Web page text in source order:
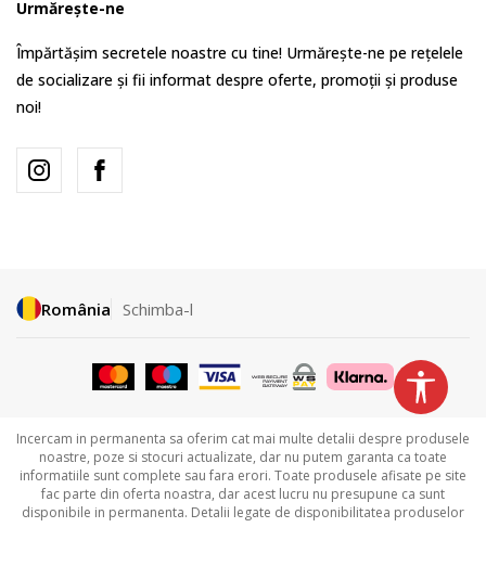
Urmărește-ne
Împărtășim secretele noastre cu tine! Urmărește-ne pe rețelele
de socializare și fii informat despre oferte, promoții și produse
noi!
România Schimba-l
Incercam in permanenta sa oferim cat mai multe detalii despre produsele
noastre, poze si stocuri actualizate, dar nu putem garanta ca toate
informatiile sunt complete sau fara erori. Toate produsele afisate pe site
fac parte din oferta noastra, dar acest lucru nu presupune ca sunt
disponibile in permanenta. Detalii legate de disponibilitatea produselor